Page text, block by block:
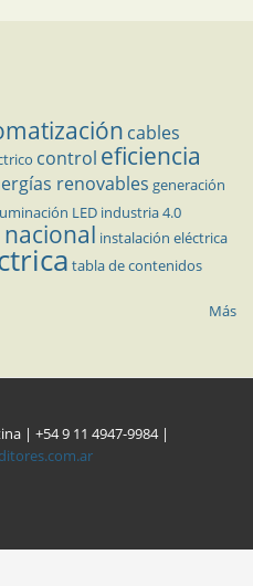
cables
control eficiencia
renovables generación
LED industria 4.0
instalación eléctrica
tabla de contenidos
Más
| +54 9 11 4947-9984 |